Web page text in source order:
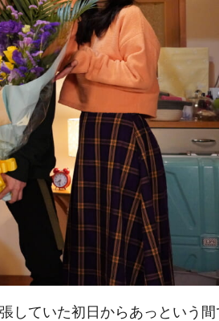
していた初日からあっという間